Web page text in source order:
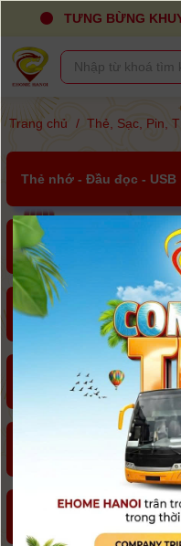
TƯNG BỪNG
Trang chủ / Thẻ, Sạc, Pin,
Thẻ nhớ - Đầu đọc - USB
Kính lọc UV ( UV Filters )
Bộ Đàm Cầm Tay
Điều khiển, Tản sáng,
Lens hood (loa chắn